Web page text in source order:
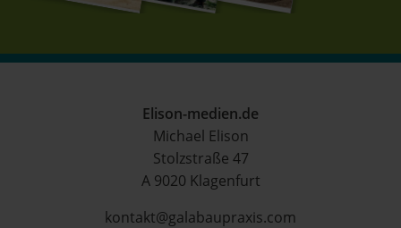
Elison-medien.de
Michael Elison
Stolzstraße 47
A 9020 Klagenfurt
kontakt@galabaupraxis.com